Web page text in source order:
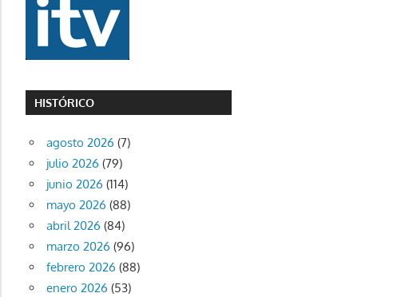
HISTÓRICO
agosto 2026 (7)
julio 2026 (79)
junio 2026 (114)
mayo 2026 (88)
abril 2026 (84)
marzo 2026 (96)
febrero 2026 (88)
enero 2026 (53)